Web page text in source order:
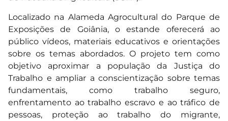
Localizado na Alameda Agrocultural do Parque de
Exposições de Goiânia, o estande oferecerá ao
público vídeos, materiais educativos e orientações
sobre os temas abordados. O projeto tem como
objetivo aproximar a população da Justiça do
Trabalho e ampliar a conscientização sobre temas
fundamentais, como trabalho seguro,
enfrentamento ao trabalho escravo e ao tráfico de
pessoas, proteção ao trabalho do migrante,